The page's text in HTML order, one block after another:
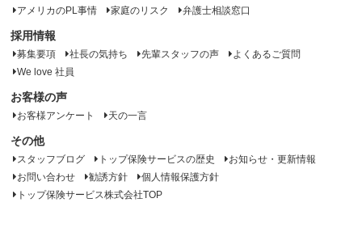
アメリカのPL事情
家庭のリスク 弁護士相談窓口
採用情報
募集要項 社長の気持ち 先輩スタッフの声
よくあるご質問
We love 社員
お客様の声
お客様アンケート 天の一言
その他
スタッフブログ トップ保険サービスの歴史
お知らせ・更新情報
お問い合わせ
勧誘方針
個人情報保護方針
トップ保険サービス株式会社TOP